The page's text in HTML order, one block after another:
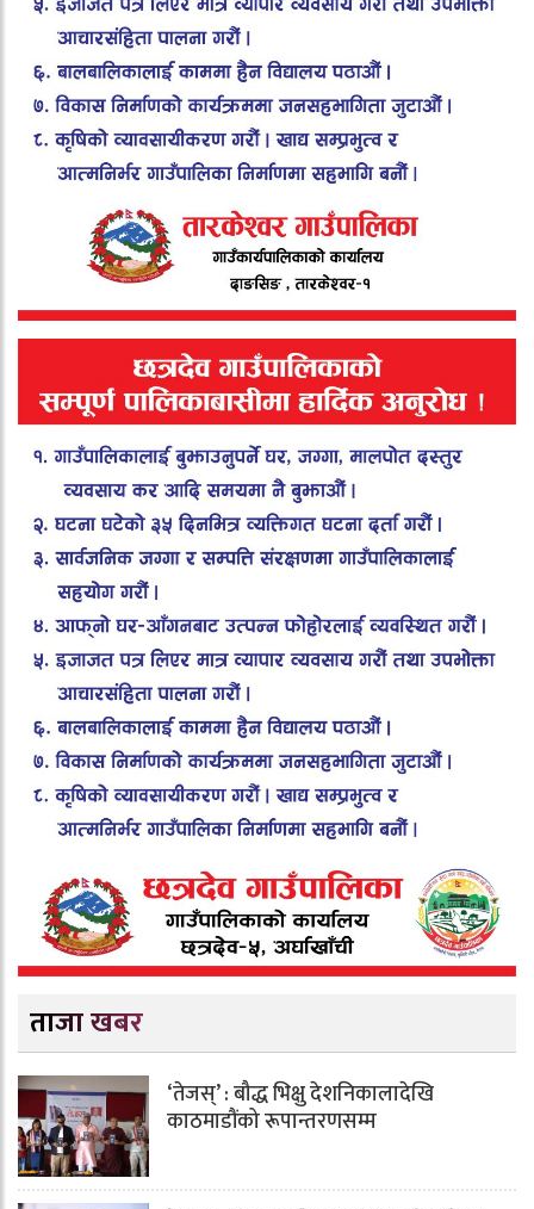
ताजा खबर
‘तेजस्’ : बौद्ध भिक्षु देशनिकालादेखि
काठमाडौंको रूपान्तरणसम्म